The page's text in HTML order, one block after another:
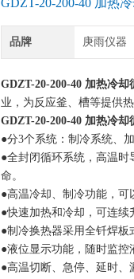
GDZT-20-200-40 加热
品牌 庚雨仪器
GDZT-20-200-40 加热冷却
业，为反应釜、槽等提供
GDZT-20-200-40 加热冷却
●分3个系统：制冷系统、
●全封闭循环系统，高温
命。
●高温冷却、制冷功能，
●快速加热和冷却，可连续
●制冷换热器采用全钎焊
●液位显示功能，随时监控
●高温切断、急停、延时